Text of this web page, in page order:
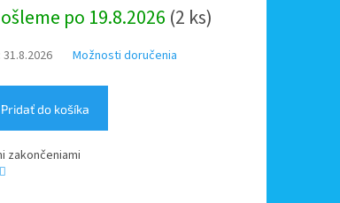
po 19.8.2026 (2 ks)
31.8.2026 Možnosti doručenia
Pridať do košíka
zakončeniami